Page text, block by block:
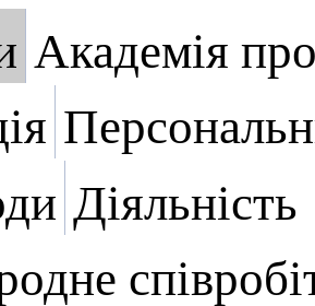
Академія
Діяльність